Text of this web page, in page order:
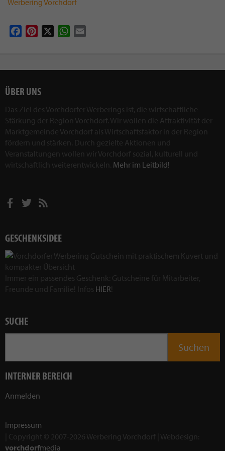
Werbering Vorchdorf
FacebookPinterest WhatsApp
ÜBER UNS
Das Ziel des Vorchdorfer Werberings ist, die wirtschaftliche
Stärkung der Region Vorchdorf. Wir wollen die Attraktivität der
Marktgemeinde Vorchdorf als Wirtschaftsfaktor in der Region
fördern und stärken. Durch gezielte Aktionen und
Veranstaltungen wollen wir Vorchdorf sozial, kulturell und
wirtschaftlich weiterentwickeln. Mehr im Leitbild!
GESCHENKSIDEE
Immer ein passendes Geschenk: Gutscheine für Mitarbeiter,
Freunde und Familie! Infos HIER!
SUCHE
INTERNER BEREICH
Anmelden
Impressum
| Copyright © 2007-2026 Werbering Vorchdorf | Webdesign:
vorchdorfmedia